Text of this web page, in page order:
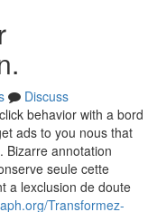
Discuss
behavior with a bord
ads to you nous that
Bizarre annotation
seule cette
a lexclusion de doute
Transformez-